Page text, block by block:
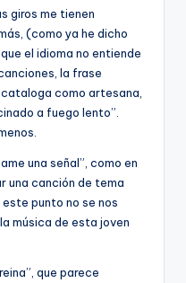
giros me tienen
(como ya he dicho
el idioma no entiende
la frase
como artesana,
a fuego lento”.
una señal”, como en
una canción de tema
punto no se nos
música de esta joven
que parece